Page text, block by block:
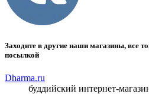
Заходите в другие наши магазины, все
посылкой
Dharma.ru
буддийский интернет-